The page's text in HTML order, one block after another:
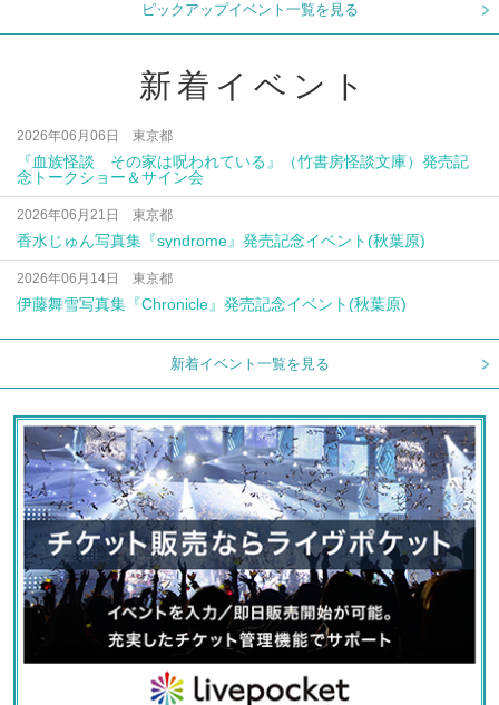
ピックアップイベント一覧を見る
新着イベント
2026年06月06日 東京都
『血族怪談 その家は呪われている』（竹書房怪談文庫）発売記
念トークショー＆サイン会
2026年06月21日 東京都
香水じゅん写真集『syndrome』発売記念イベント(秋葉原)
2026年06月14日 東京都
伊藤舞雪写真集『Chronicle』発売記念イベント(秋葉原)
新着イベント一覧を見る